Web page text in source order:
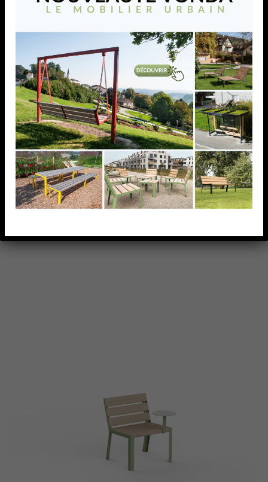
VONDA table enfant
La table VONDA pour enfants, associée aux bancs de
la collection, crée un espace convivial adapté aux
écoles, aux crèches et aux aires de jeux. Conçue à
l’échelle des plus jeunes, elle favorise les activités, les
repas et les moments de partage en extérieur.
AJOUTER À MA LISTE